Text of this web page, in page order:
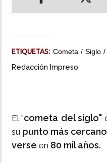
IMPRESO
ETIQUETAS: Cometa Siglo
Redacción Impreso
El "cometa del siglo"
su punto más cercano
verse en 80 mil años.